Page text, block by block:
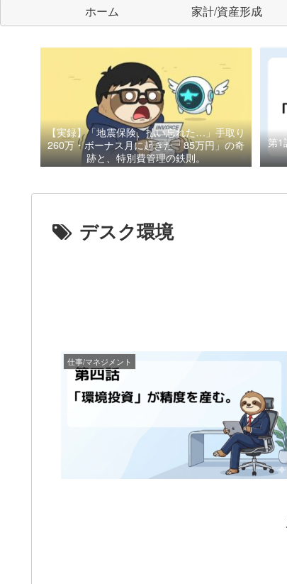
ホーム 家計/資産形成
【実録】「地震保険、払い忘れた…」手取り
260万・ボーナス月に起きた「85万円」の奇
跡と、特別費管理の鉄則。
第
デスク環境
仕事/マネジメント